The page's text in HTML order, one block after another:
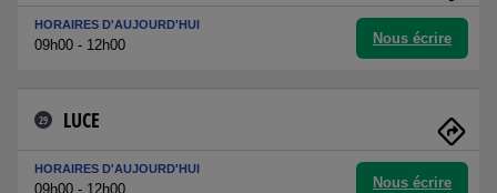
HORAIRES D'AUJOURD'HUI
09h00 - 12h00 Nous écrire
29 LUCE
HORAIRES D'AUJOURD'HUI
09h00 - 12h00 Nous écrire